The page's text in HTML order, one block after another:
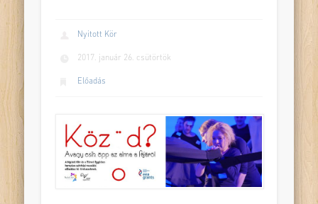
Nyitott Kör
2017. január 26. csütörtök
Előadás